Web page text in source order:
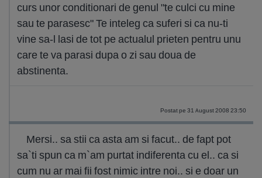
curs unor conditionari de genul "te culci cu mine
sau te parasesc" Te inteleg ca suferi si ca nu-ti
vine sa-l lasi de tot pe actualul prieten pentru unu
care te va parasi dupa o zi sau doua de
abstinenta.
Postat pe 31 August 2008 23:50
Mersi.. sa stii ca asta am si facut.. de fapt pot
sa`ti spun ca m`am purtat indiferenta cu el.. ca si
cum nu ar mai fii fost nimic intre noi.. si e doar un